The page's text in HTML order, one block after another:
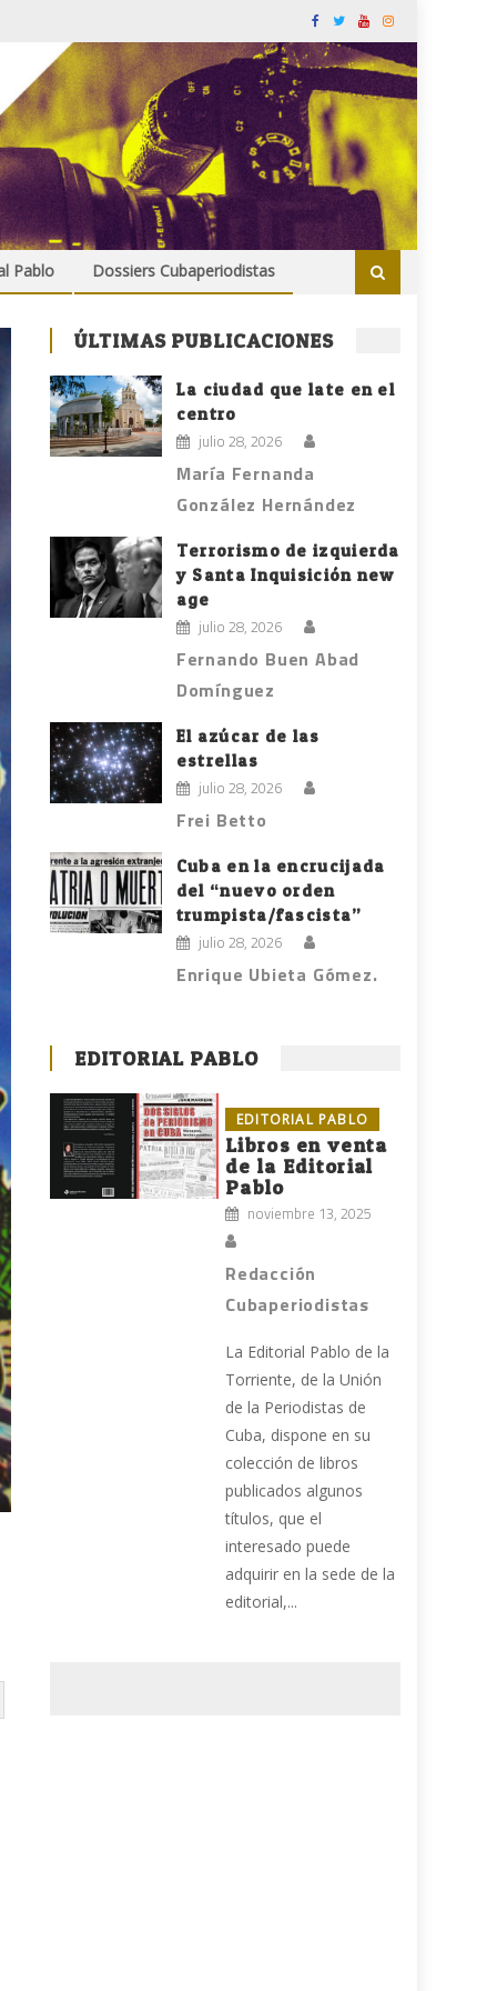
Pablo Dossiers Cubaperiodistas
ÚLTIMAS PUBLICACIONES
La ciudad que late en el
centro
julio 28, 2026
María Fernanda
González Hernández
Terrorismo de izquierda
y Santa Inquisición new
age
julio 28, 2026
Fernando Buen Abad
Domínguez
El azúcar de las
estrellas
julio 28, 2026
Frei Betto
Cuba en la encrucijada
del “nuevo orden
trumpista/fascista”
julio 28, 2026
Enrique Ubieta Gómez.
EDITORIAL PABLO
EDITORIAL PABLO
Libros en venta
de la Editorial
Pablo
noviembre 13, 2025
Redacción
Cubaperiodistas
La Editorial Pablo de la
Torriente, de la Unión
de la Periodistas de
Cuba, dispone en su
colección de libros
publicados algunos
títulos, que el
interesado puede
adquirir en la sede de la
editorial,...